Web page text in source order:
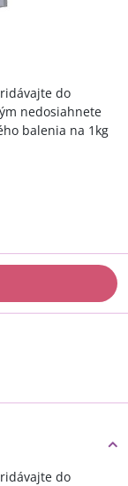
do
nedosiahnete
balenia na 1kg
do